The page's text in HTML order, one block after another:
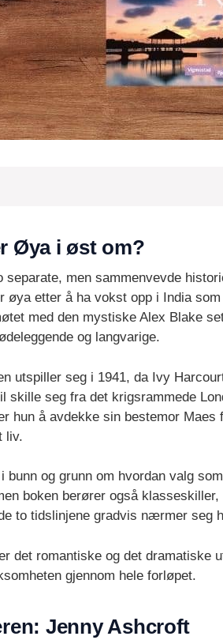
Øya i øst om?
separate, men sammenvevde
øya etter å ha vokst opp i India
med den mystiske Alex Blake
og langvarige.
utspiller seg i 1941, da Ivy
skille seg fra det krigsrammede
hun å avdekke sin bestemor
liv.
i bunn og grunn om hvordan valg
boken berører også
to tidslinjene gradvis nærmer seg
det romantiske og det dramatiske
gjennom hele forløpet.
Jenny Ashcroft